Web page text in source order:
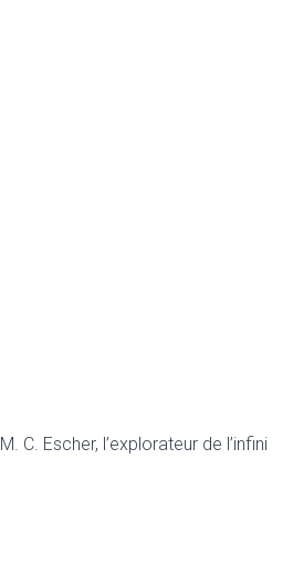
M. C. Escher, l’explorateur de l’infini